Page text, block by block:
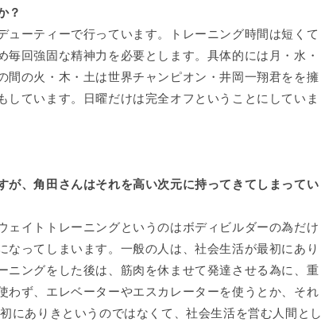
？
ューティーで行っています。トレーニング時間は短くて
回強固な精神力を必要とします。具体的には月・水・
間の火・木・土は世界チャンピオン・井岡一翔君をを擁
しています。日曜だけは完全オフということにしていま
、角田さんはそれを高い次元に持ってきてしまってい
ェイトトレーニングというのはボディビルダーの為だけ
なってしまいます。一般の人は、社会生活が最初にあり
ニングをした後は、筋肉を休ませて発達させる為に、重
わず、エレベーターやエスカレーターを使うとか、それ
にありきというのではなくて、社会生活を営む人間とし